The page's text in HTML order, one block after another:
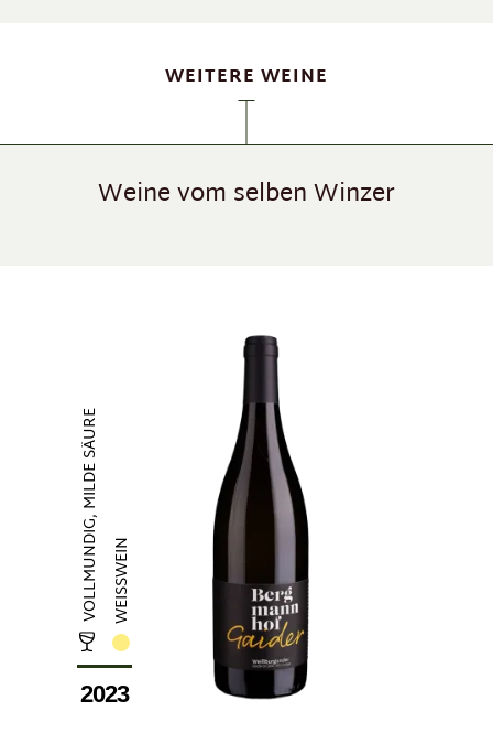
WEITERE WEINE
Weine vom selben Winzer
VOLLMUNDIG, MILDE SÄURE WEISSWEIN
2023